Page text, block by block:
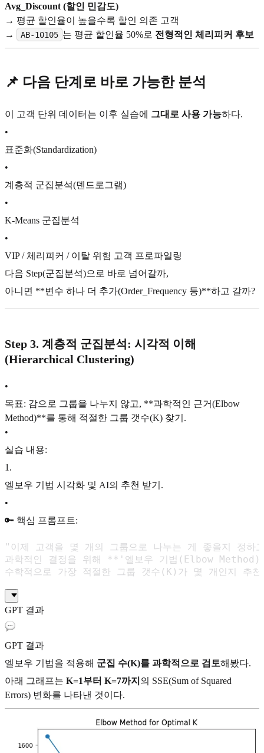
Avg_Discount (할인 민감도)
→ 평균 할인율이 높을수록 할인 의존 고객
→
AB-10105 는 평균 할인율 50%로 전형적인 체리피커 후보
📌 다음 단계로 바로 가능한 분석
이 고객 단위 데이터는 이후 실습에 그대로 사용 가능하다.
•
표준화(Standardization)
•
계층적 군집분석(덴드로그램)
•
K-Means 군집분석
•
VIP / 체리피커 / 이탈 위험 고객 프로파일링
다음 Step(군집분석)으로 바로 넘어갈까,
아니면 **변수 하나 더 추가(Order_Frequency 등)**하고 갈까?
Step 3. 계층적 군집분석: 시각적 이해
(Hierarchical Clustering)
•
목표: 감으로 그룹을 나누지 않고, **과학적인 근거(Elbow
Method)**를 통해 적절한 그룹 갯수(K) 찾기.
•
실습 내용:
1 .
엘보우 기법 시각화 및 AI의 추천 받기.
•
🔑 핵심 프롬프트:
"이제 고객을 몇 개의 그룹으로 나누는 게 좋을지 정하
과학적인 결정을 위해 **'엘보우 기법(Elbow
수학적으로 가장 적절한 그룹 갯수(K)가 몇 개인지 추
GPT 결과
GPT 결과
엘보우 기법을 적용해 군집 수(K)를 과학적으로 검토해봤다.
아래 그래프는 K=1부터 K=7까지 의 SSE(Sum of Squared
Errors) 변화를 나타낸 것이다.